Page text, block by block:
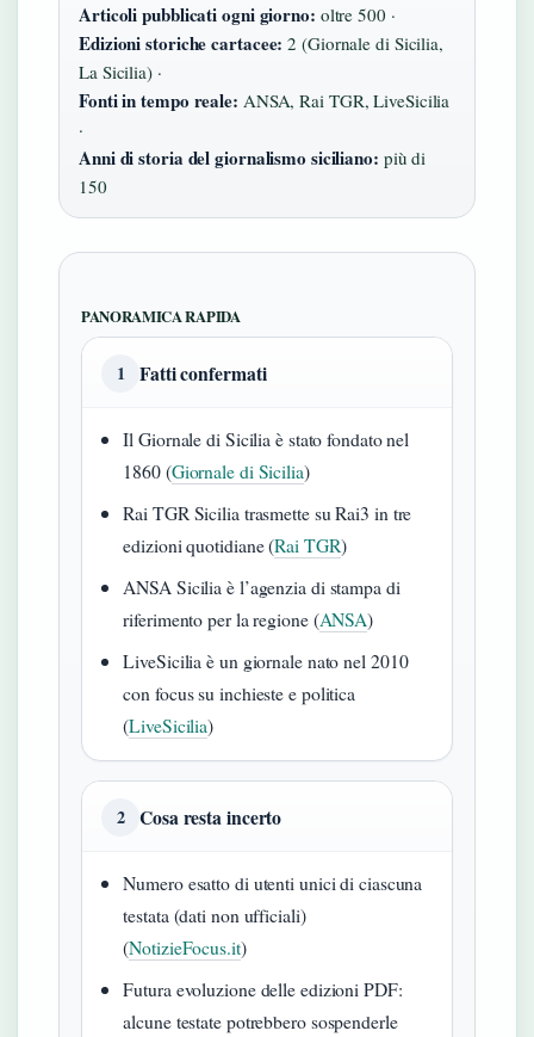
Articoli pubblicati ogni giorno: oltre 500 ·
Edizioni storiche cartacee: 2 (Giornale di Sicilia,
La Sicilia) ·
Fonti in tempo reale: ANSA, Rai TGR, LiveSicilia
·
Anni di storia del giornalismo siciliano: più di
150
PANORAMICA RAPIDA
1 Fatti confermati
Il Giornale di Sicilia è stato fondato nel
1860 (Giornale di Sicilia)
Rai TGR Sicilia trasmette su Rai3 in tre
edizioni quotidiane (Rai TGR)
ANSA Sicilia è l’agenzia di stampa di
riferimento per la regione (ANSA)
LiveSicilia è un giornale nato nel 2010
con focus su inchieste e politica
(LiveSicilia)
2 Cosa resta incerto
Numero esatto di utenti unici di ciascuna
testata (dati non ufficiali)
(NotizieFocus.it)
Futura evoluzione delle edizioni PDF:
alcune testate potrebbero sospenderle